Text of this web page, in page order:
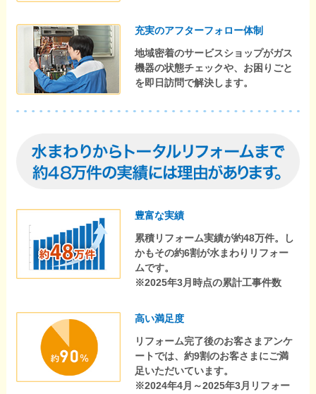
充実のアフターフォロー体制
地域密着のサービスショップがガス
機器の状態チェックや、お困りごと
を即日訪問で解決します。
豊富な実績
累積リフォーム実績が約48万件。し
かもその約6割が水まわりリフォー
ムです。
※2025年3月時点の累計工事件数
高い満足度
リフォーム完了後のお客さまアンケ
ートでは、約9割のお客さまにご満
足いただいています。
※2024年4月～2025年3月リフォー